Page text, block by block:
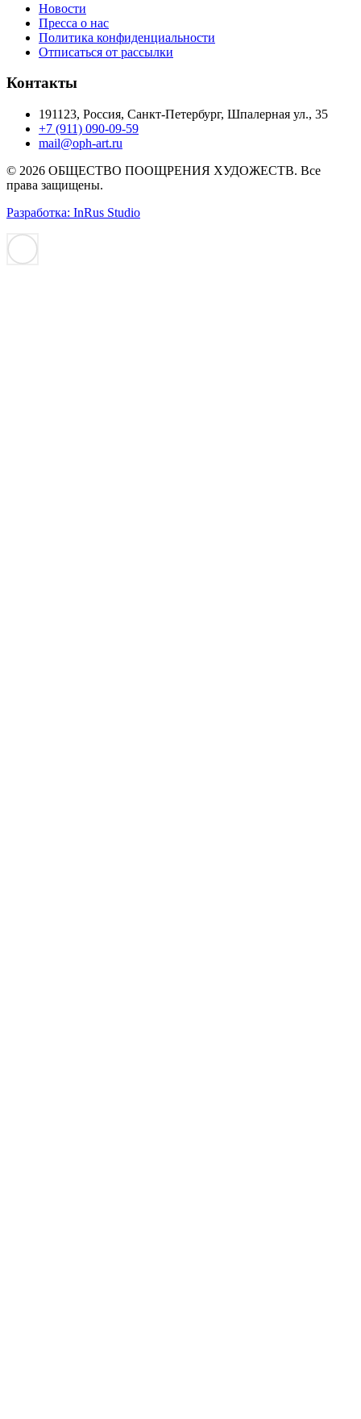
Новости
Пресса о нас
Политика конфиденциальности
Отписаться от рассылки
Контакты
191123, Россия, Санкт-Петербург, Шпалерная ул., 35
+7 (911) 090-09-59
mail@oph-art.ru
© 2026 ОБЩЕСТВО ПООЩРЕНИЯ ХУДОЖЕСТВ. Все
права защищены.
Разработка: InRus Studio